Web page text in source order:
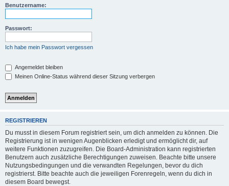
Benutzername:
Passwort:
Ich habe mein Passwort vergessen
Angemeldet bleiben
Meinen Online-Status während dieser Sitzung verbergen
REGISTRIEREN
Du musst in diesem Forum registriert sein, um dich anmelden zu können. Die
Registrierung ist in wenigen Augenblicken erledigt und ermöglicht dir, auf
weitere Funktionen zuzugreifen. Die Board-Administration kann registrierten
Benutzern auch zusätzliche Berechtigungen zuweisen. Beachte bitte unsere
Nutzungsbedingungen und die verwandten Regelungen, bevor du dich
registrierst. Bitte beachte auch die jeweiligen Forenregeln, wenn du dich in
diesem Board bewegst.